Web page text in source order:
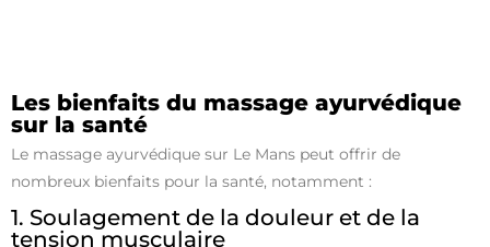
Les bienfaits du massage ayurvédique
sur la santé
Le massage ayurvédique sur Le Mans peut offrir de
nombreux bienfaits pour la santé, notamment :
1. Soulagement de la douleur et de la
tension musculaire